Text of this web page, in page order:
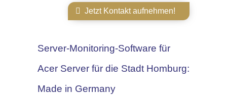
Jetzt Kontakt aufnehmen!
Server-Monitoring-Software für
Acer Server für die Stadt Homburg:
Made in Germany